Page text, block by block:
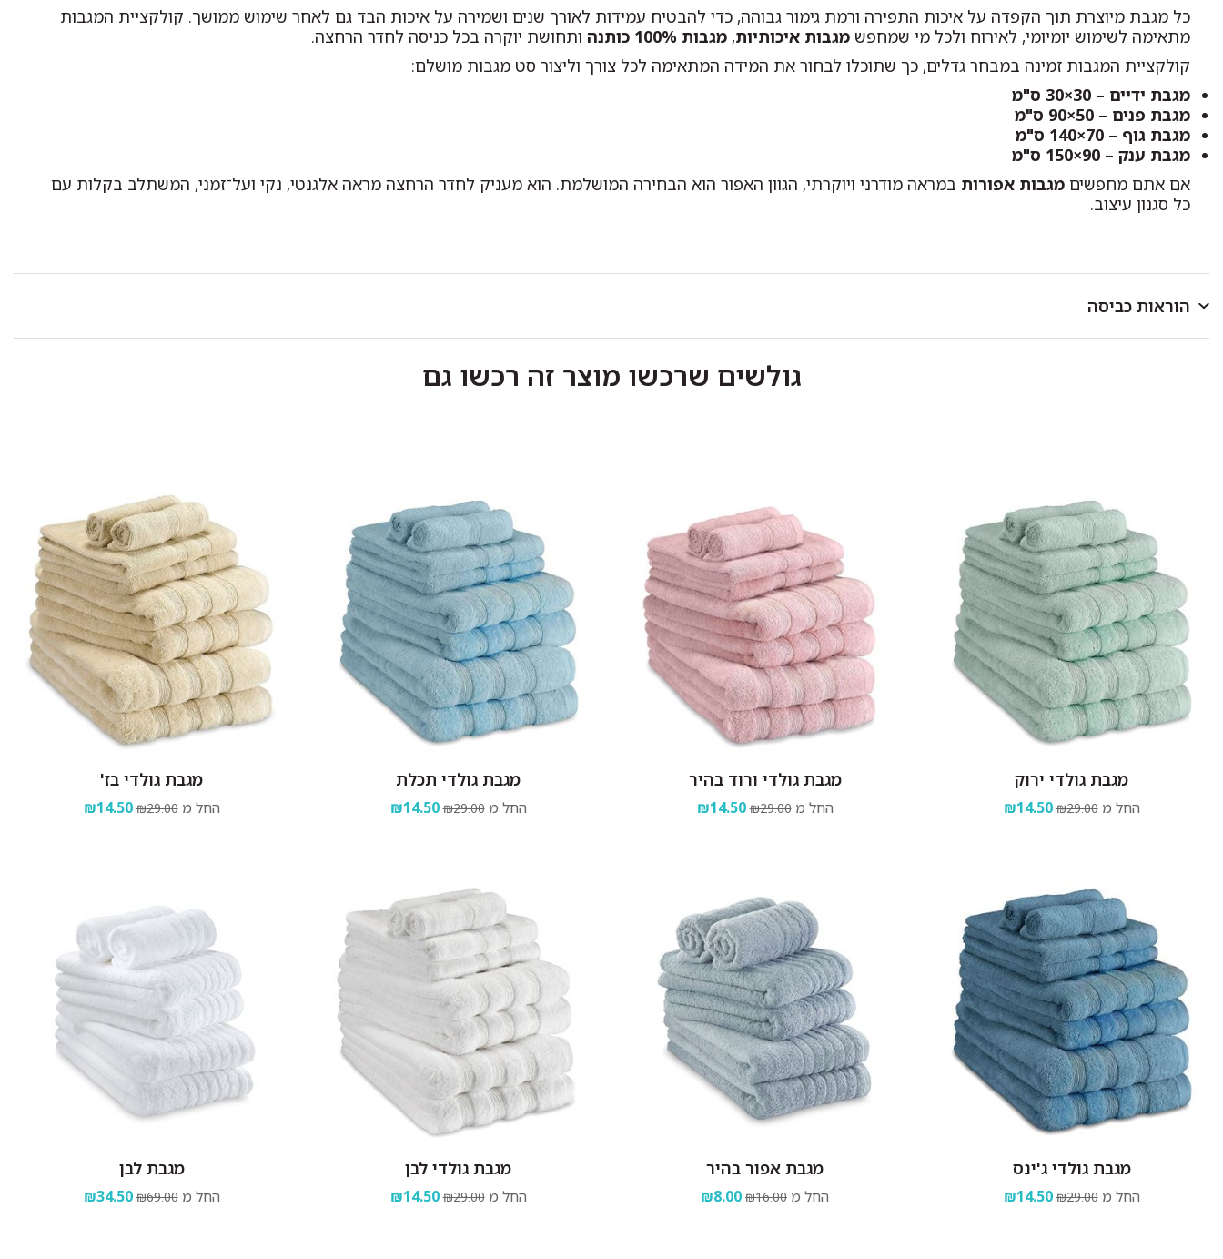
כל מגבת מיוצרת תוך הקפדה על איכות התפירה ורמת גימור גבוהה, כדי להבטיח עמידות לאורך שנים ושמירה על איכות הבד גם לאחר שימוש ממושך. קולקציית המגבות
מתאימה לשימוש יומיומי, לאירוח ולכל מי שמחפש מגבות איכותיות, מגבות 100% כותנה
ותחושת יוקרה בכל כניסה לחדר הרחצה.
קולקציית המגבות זמינה במבחר גדלים, כך שתוכלו לבחור את המידה המתאימה לכל צורך וליצור סט מגבות מושלם:
מגבת ידיים – 30×30 ס"מ
מגבת פנים – 50×90 ס"מ
מגבת גוף – 70×140 ס"מ
מגבת ענק – 90×150 ס"מ
אם אתם מחפשים מגבות אפורות במראה מודרני ויוקרתי, הגוון האפור הוא הבחירה המושלמת. הוא מעניק לחדר הרחצה מראה אלגנטי, נקי ועל־זמני, המשתלב בקלות עם
כל סגנון עיצוב.
הוראות כביסה
גולשים שרכשו מוצר זה רכשו גם
מגבת גולדי ירוק
החל מ ₪29.00
₪14.50
מגבת גולדי ורוד בהיר
החל מ ₪29.00
₪14.50
מגבת גולדי תכלת
החל מ ₪29.00
₪14.50
מגבת גולדי בז'
החל מ ₪29.00
₪14.50
מגבת גולדי ג'ינס
החל מ ₪29.00
₪14.50
מגבת אפור בהיר
החל מ ₪16.00
₪8.00
מגבת גולדי לבן
החל מ ₪29.00
₪14.50
מגבת לבן
החל מ ₪69.00
₪34.50